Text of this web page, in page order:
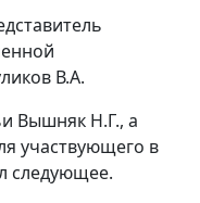
В.А.
Вышняк Н.Г., а
участвующего в
следующее.